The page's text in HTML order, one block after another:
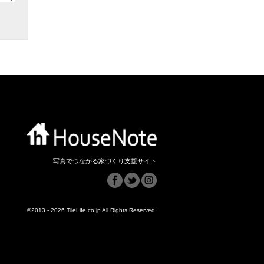
写真でつながる家づくり支援サイト
©2013 - 2026 TileLife.co.jp All Rights Reserved.